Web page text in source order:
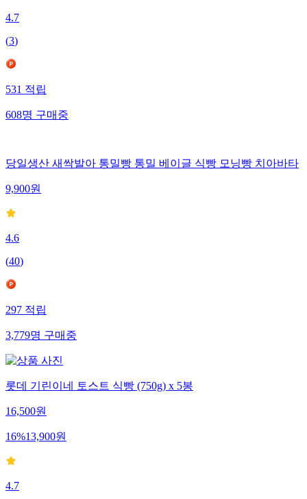
4.7
(3)
531적립
608명구매중
당일생산 새싹발아 통밀빵 통밀 베이글 식빵 모닝빵 치아바타
9,900원
4.6
(40)
297적립
3,779명구매중
롯데 기린이네 토스트 식빵 (750g) x 5봉
16,500원
16%13,900원
4.7